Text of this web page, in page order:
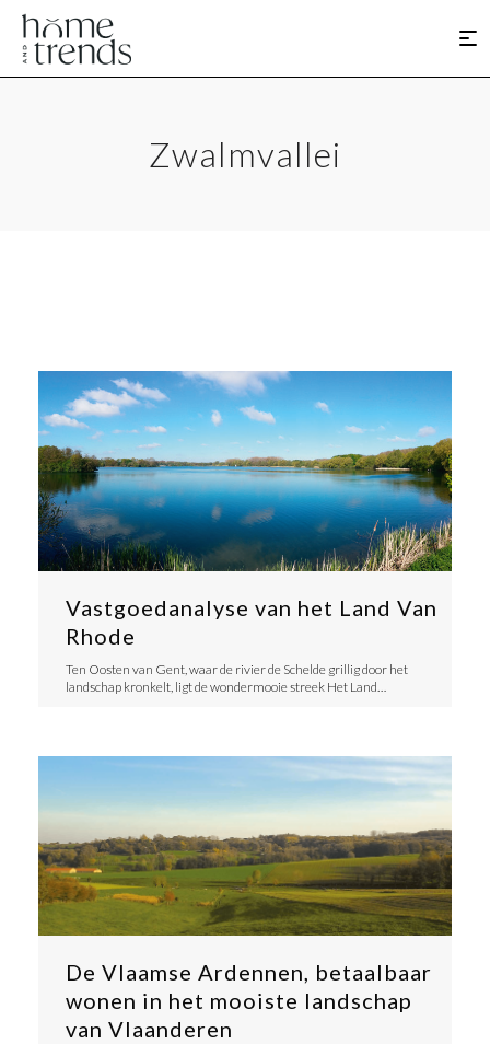
Zwalmvallei
Vastgoedanalyse van het Land Van
Rhode
Ten Oosten van Gent, waar de rivier de Schelde grillig door het
landschap kronkelt, ligt de wondermooie streek Het Land…
De Vlaamse Ardennen, betaalbaar
wonen in het mooiste landschap
van Vlaanderen